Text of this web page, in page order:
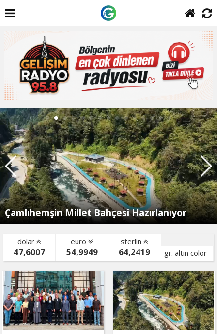
Çamlıhemşin Millet Bahçesi Hazırlanıyor
dolar
47,6007
euro
54,9949
sterlin
64,2419
gr. altın color-
bist color-